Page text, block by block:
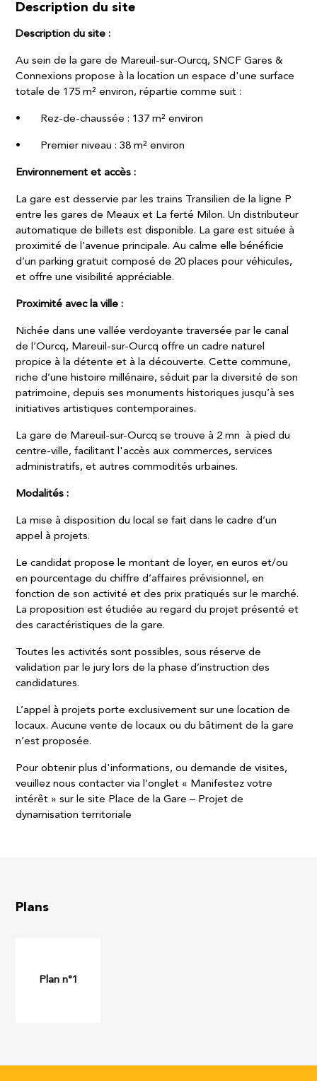
Description du site
Description du site :
Au sein de la gare de Mareuil-sur-Ourcq, SNCF Gares &
Connexions propose à la location un espace d'une surface
totale de 175 m² environ, répartie comme suit :
• Rez-de-chaussée : 137 m² environ
• Premier niveau : 38 m² environ
Environnement et accès :
La gare est desservie par les trains Transilien de la ligne P
entre les gares de Meaux et La ferté Milon. Un distributeur
automatique de billets est disponible. La gare est située à
proximité de l’avenue principale. Au calme elle bénéficie
d’un parking gratuit composé de 20 places pour véhicules,
et offre une visibilité appréciable.
Proximité avec la ville :
Nichée dans une vallée verdoyante traversée par le canal
de l’Ourcq, Mareuil-sur-Ourcq offre un cadre naturel
propice à la détente et à la découverte. Cette commune,
riche d’une histoire millénaire, séduit par la diversité de son
patrimoine, depuis ses monuments historiques jusqu’à ses
initiatives artistiques contemporaines.
La gare de Mareuil-sur-Ourcq se trouve à 2 mn à pied du
centre-ville, facilitant l'accès aux commerces, services
administratifs, et autres commodités urbaines.
Modalités :
La mise à disposition du local se fait dans le cadre d’un
appel à projets.
Le candidat propose le montant de loyer, en euros et/ou
en pourcentage du chiffre d’affaires prévisionnel, en
fonction de son activité et des prix pratiqués sur le marché.
La proposition est étudiée au regard du projet présenté et
des caractéristiques de la gare.
Toutes les activités sont possibles, sous réserve de
validation par le jury lors de la phase d’instruction des
candidatures.
L’appel à projets porte exclusivement sur une location de
locaux. Aucune vente de locaux ou du bâtiment de la gare
n’est proposée.
Pour obtenir plus d'informations, ou demande de visites,
veuillez nous contacter via l’onglet « Manifestez votre
intérêt » sur le site Place de la Gare – Projet de
dynamisation territoriale
Plans